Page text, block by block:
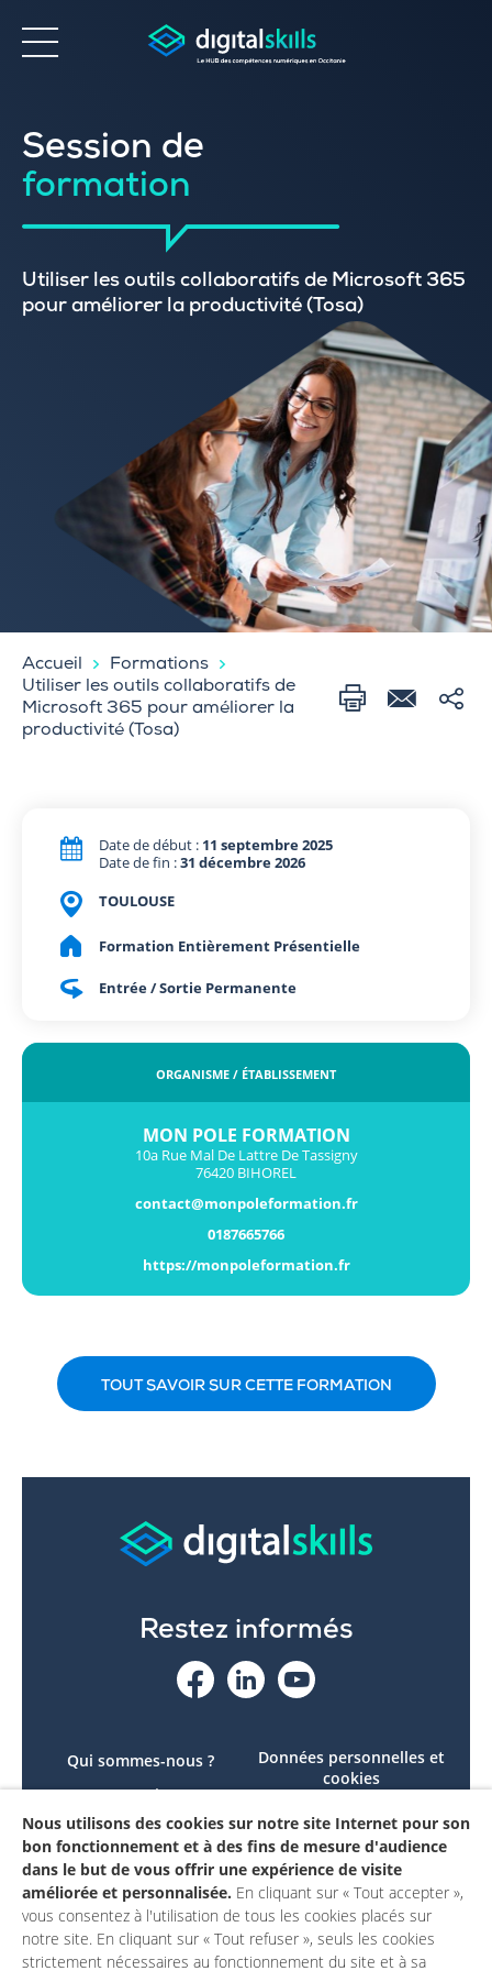
Accessibilité
Session de
formation
Utiliser les outils collaboratifs de Microsoft 365
pour améliorer la productivité (Tosa)
Accueil
Formations
Utiliser les outils collaboratifs de
Microsoft 365 pour améliorer la
productivité (Tosa)
Date de début : 11 septembre 2025
Date de fin :31 décembre 2026
TOULOUSE
Formation Entièrement Présentielle
Entrée / Sortie Permanente
ORGANISME / ÉTABLISSEMENT
MON POLE FORMATION
10a Rue Mal De Lattre De Tassigny
76420 BIHOREL
contact@monpoleformation.fr
0187665766
https://monpoleformation.fr
TOUT SAVOIR SUR CETTE FORMATION
Restez informés
Qui sommes-nous ?
Le projet
Contactez-nous
Mon compte
Données personnelles et
cookies
conforme
Mentions légales
Nous utilisons des cookies sur notre site Internet pour son
bon fonctionnement et à des fins de mesure d'audience
dans le but de vous offrir une expérience de visite
améliorée et personnalisée. En cliquant sur « Tout accepter »,
vous consentez à l'utilisation de tous les cookies placés sur
notre site. En cliquant sur « Tout refuser », seuls les cookies
strictement nécessaires au fonctionnement du site et à sa